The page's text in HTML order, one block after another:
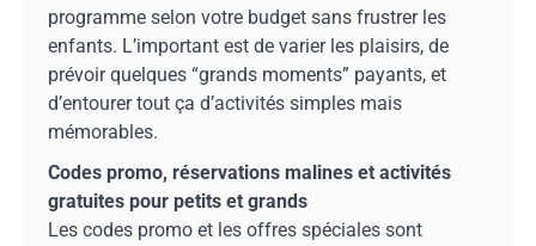
programme selon votre budget sans frustrer les
enfants. L’important est de varier les plaisirs, de
prévoir quelques “grands moments” payants, et
d’entourer tout ça d’activités simples mais
mémorables.
Codes promo, réservations malines et activités
gratuites pour petits et grands
Les codes promo et les offres spéciales sont